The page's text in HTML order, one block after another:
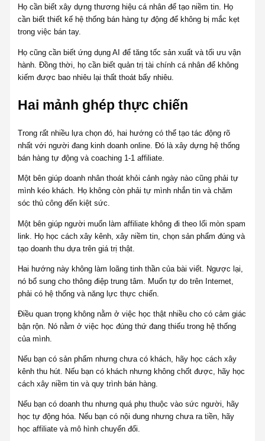
Họ cần biết xây dựng thương hiệu cá nhân để tạo niềm tin. Họ
cần biết thiết kế hệ thống bán hàng tự động để không bị mắc kẹt
trong việc bán tay.
Họ cũng cần biết ứng dụng AI để tăng tốc sản xuất và tối ưu vận
hành. Đồng thời, họ cần biết quản trị tài chính cá nhân để không
kiếm được bao nhiêu lại thất thoát bấy nhiêu.
Hai mảnh ghép thực chiến
Trong rất nhiều lựa chọn đó, hai hướng có thể tạo tác động rõ
nhất với người đang kinh doanh online. Đó là xây dựng hệ thống
bán hàng tự động và coaching 1-1 affiliate.
Một bên giúp doanh nhân thoát khỏi cảnh ngày nào cũng phải tự
mình kéo khách. Họ không còn phải tự mình nhắn tin và chăm
sóc thủ công đến kiệt sức.
Một bên giúp người muốn làm affiliate không đi theo lối mòn spam
link. Họ học cách xây kênh, xây niềm tin, chọn sản phẩm đúng và
tạo doanh thu dựa trên giá trị thật.
Hai hướng này không làm loãng tinh thần của bài viết. Ngược lại,
nó bổ sung cho thông điệp trung tâm. Muốn tự do trên Internet,
phải có hệ thống và năng lực thực chiến.
Điều quan trọng không nằm ở việc học thật nhiều cho có cảm giác
bận rộn. Nó nằm ở việc học đúng thứ đang thiếu trong hệ thống
của mình.
Nếu bạn có sản phẩm nhưng chưa có khách, hãy học cách xây
kênh thu hút. Nếu bạn có khách nhưng không chốt được, hãy học
cách xây niềm tin và quy trình bán hàng.
Nếu bạn có doanh thu nhưng quá phụ thuộc vào sức người, hãy
học tự động hóa. Nếu bạn có nội dung nhưng chưa ra tiền, hãy
học affiliate và mô hình chuyển đổi.